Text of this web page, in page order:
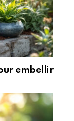
embellir